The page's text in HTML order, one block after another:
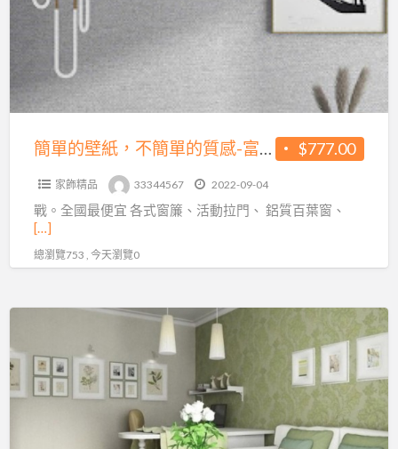
單
的
$777.00
簡單的壁紙，不簡單的質感-富居福科店
家飾精品 33344567 2022-09-04
戰。全國最便宜 各式窗簾、活動拉門、 鋁質百葉窗、
[…]
總瀏覽753 , 今天瀏覽0
周
年
周